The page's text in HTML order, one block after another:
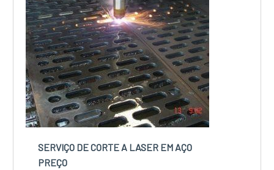
SERVIÇO DE CORTE A LASER EM AÇO
PREÇO